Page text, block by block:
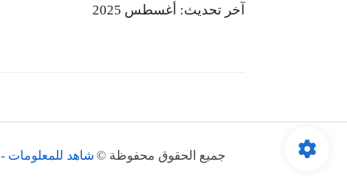
آخر تحديث: أغسطس 2025
جميع الحقوق محفوظة © شاهد للمعلومات - MahmodZen